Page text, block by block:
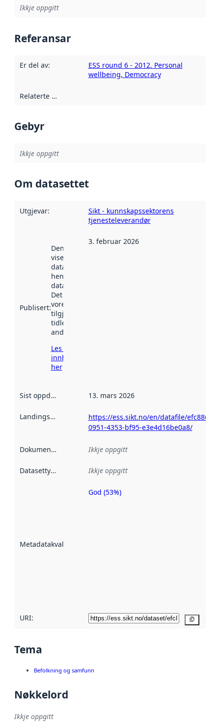
Ikkje oppgitt
Referansar
Er del av:
ESS round 6 - 2012. Personal
wellbeing, Democracy
Relaterte ressursar
Gebyr
Ikkje oppgitt
Om datasettet
Utgjevar:
Sikt - kunnskapssektorens
tjenesteleverandør
Publisert:
Denne datoen
viser når
datasettet vart
henta inn av
data.norge.no.
Det kan ha
vore
tilgjengeleg
tidlegare
andre stader.
Les meir om
innhenting
her
3. februar 2026
Sist oppdatert 13. mars 2026
Landingsside
https://ess.sikt.no/en/datafile/efc88693-
0951-4353-bf95-e3e4d16be0a8/
Dokumentasjon Ikkje oppgitt
Datasettype Ikkje oppgitt
Metadatakvalitet
Metadatakvalitet
God (53%)
URI:
Tema
Befolkning og samfunn
Nøkkelord
Ikkje oppgitt